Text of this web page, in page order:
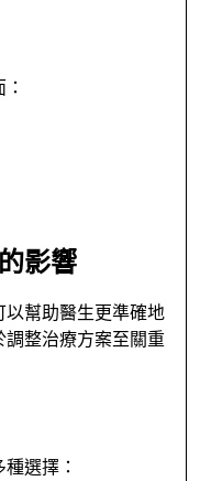
影響
幫助醫生更準確地
調整治療方案至關重
選擇：